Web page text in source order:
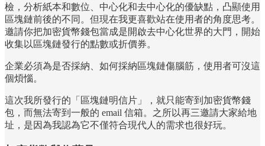
檢，分析紙本和數位、中心化和去中心化的優缺點，凸顯使用
區塊鏈前後的不同。但現在我更喜歡站在使用者的角度思考。
邀請你把加密貨幣錢包當成是開啟去中心化世界的大門，開始
收集以區塊鏈發行的點數或折價券。
企業必須為是否採納、如何採納區塊鏈傷腦筋，使用者可沒這
個煩惱。
這次我所發行的「區塊鏈明信片」，就只能寄到加密貨幣錢
包，而無法寄到一般的 email 信箱。之所以再三邀請大家給地
址，是因為我認為它不僅符合現代人的需求也很好玩。